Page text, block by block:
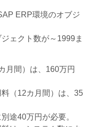
ERP環境のオブジ
ェクト数が～1999ま
月間）は、160万円
（12カ月間）は、35
途40万円が必要。